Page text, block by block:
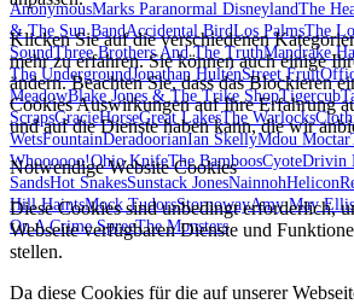
AnonymousMarks Paranormal DisneylandThe
& The Sun BandAccidental BirdLos PalmsThe
SoundThree Brothers And The TruthMandrake
The UndergroundJonathan HulténStreet Fruit
MeadowBlake Jones & The Trike ShopTigercub
ScrapsGracieHorseGreat LakesThe Warlocks
WetsFountainDeradoorianIan SkellyMdou Moctar
Whoooooo!Ohio KnifeThe BamboosCyoteDrivin
SandsHot SnakesSunstack JonesNainnohHelicon
Hill HaintsMock TudorsStornowayAmy May Ellis
On A Crime SpreeThe Monsters
Klicken Sie auf die verschiedenen
mehr zu erfahren. Sie können auch einige
ändern. Beachten Sie, dass das Blockieren
Cookies Auswirkungen auf Ihre Erfahrung
und auf die Dienste haben kann, die wir
Notwendige Website Cookies
Diese Cookies sind unbedingt erforderlich,
Webseite verfügbaren Dienste und
stellen.
Da diese Cookies für die auf unserer